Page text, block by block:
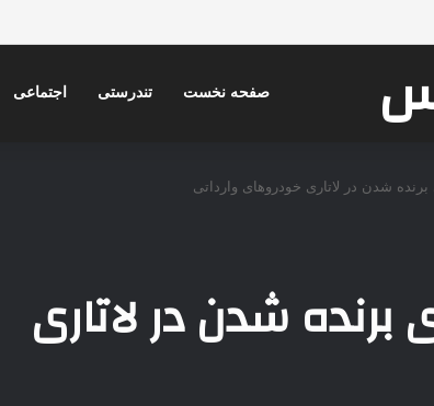
صفحه نخست تندرستی اجتماعی
برای برنده شدن در لاتاری